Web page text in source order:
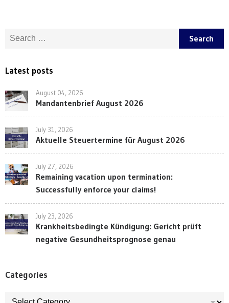
Search for:
Latest posts
August 04, 2026
Mandantenbrief August 2026
July 31, 2026
Aktuelle Steuertermine für August 2026
July 27, 2026
Remaining vacation upon termination:
Successfully enforce your claims!
July 23, 2026
Krankheitsbedingte Kündigung: Gericht prüft
negative Gesundheitsprognose genau
Categories
Categories